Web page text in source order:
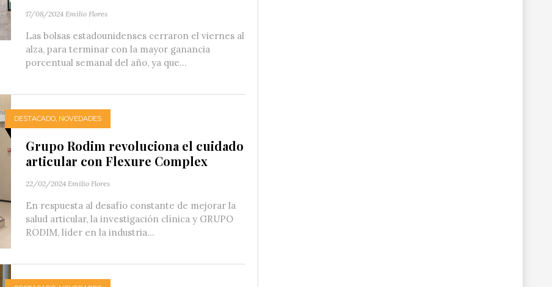
17/08/2024 Emilio Flores
Las bolsas estadounidenses cerraron el viernes al
alza, para terminar con la mayor ganancia
porcentual semanal del año, ya que...
DESTACADO, NOVEDADES
Grupo Rodim revoluciona el cuidado
articular con Flexure Complex
22/02/2024 Emilio Flores
En respuesta al desafío constante de mejorar la
salud articular, la investigación clínica y GRUPO
RODIM, líder en la industria...